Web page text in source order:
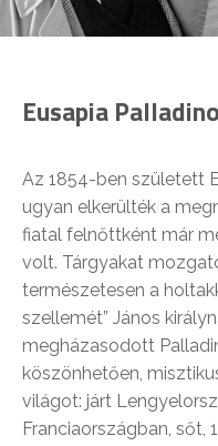
Eusapia Palladino
Az 1854-ben született
ugyan elkerülték a
fiatal felnőttként már
volt. Tárgyakat
természetesen a
szellemét” János
megházasodott
köszönhetően,
világot: járt
Franciaországban, sőt,